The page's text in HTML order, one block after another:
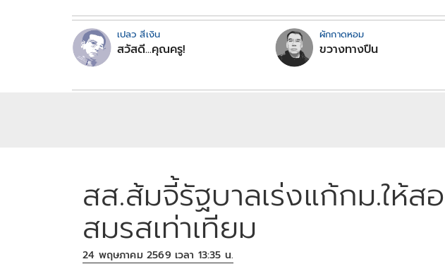
เปลว สีเงิน
สวัสดี...คุณครู!
ผักกาดหอม
ขวางทางปืน
สส.ส้มจี้รัฐบาลเร่งแก้กม.ให้ส
สมรสเท่าเทียม
24 พฤษภาคม 2569 เวลา 13:35 น.